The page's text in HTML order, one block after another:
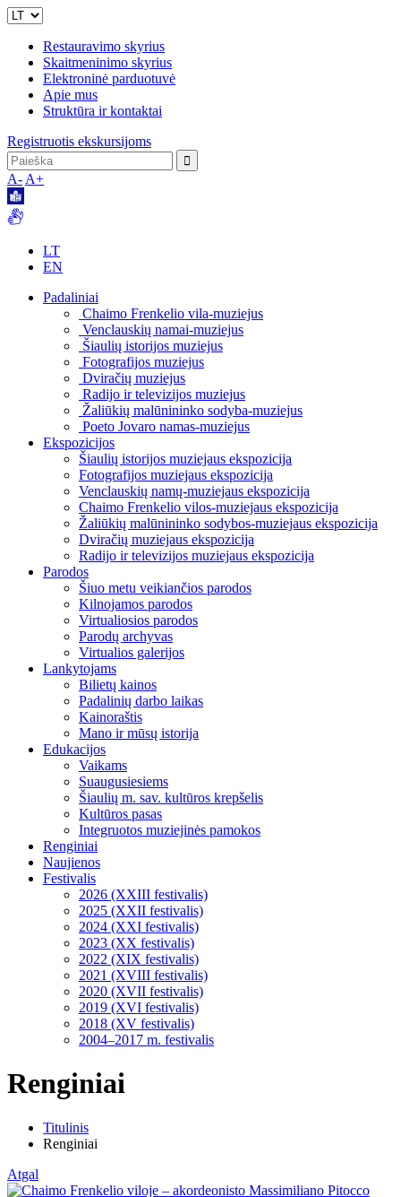
Restauravimo skyrius
Skaitmeninimo skyrius
Elektroninė parduotuvė
Apie mus
Struktūra ir kontaktai
Registruotis ekskursijoms
A- A+
LT
EN
Padaliniai
Chaimo Frenkelio vila-muziejus
Venclauskių namai-muziejus
Šiaulių istorijos muziejus
Fotografijos muziejus
Dviračių muziejus
Radijo ir televizijos muziejus
Žaliūkių malūnininko sodyba-muziejus
Poeto Jovaro namas-muziejus
Ekspozicijos
Šiaulių istorijos muziejaus ekspozicija
Fotografijos muziejaus ekspozicija
Venclauskių namų-muziejaus ekspozicija
Chaimo Frenkelio vilos-muziejaus ekspozicija
Žaliūkių malūnininko sodybos-muziejaus ekspozicija
Dviračių muziejaus ekspozicija
Radijo ir televizijos muziejaus ekspozicija
Parodos
Šiuo metu veikiančios parodos
Kilnojamos parodos
Virtualiosios parodos
Parodų archyvas
Virtualios galerijos
Lankytojams
Bilietų kainos
Padalinių darbo laikas
Kainoraštis
Mano ir mūsų istorija
Edukacijos
Vaikams
Suaugusiesiems
Šiaulių m. sav. kultūros krepšelis
Kultūros pasas
Integruotos muziejinės pamokos
Renginiai
Naujienos
Festivalis
2026 (XXIII festivalis)
2025 (XXII festivalis)
2024 (XXI festivalis)
2023 (XX festivalis)
2022 (XIX festivalis)
2021 (XVIII festivalis)
2020 (XVII festivalis)
2019 (XVI festivalis)
2018 (XV festivalis)
2004–2017 m. festivalis
Renginiai
Titulinis
Renginiai
Atgal